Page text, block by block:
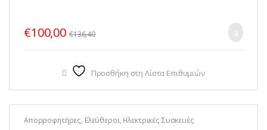
€100,00 €136,40
Προσθήκη στη Λίστα Επιθυμιών
Απορροφητήρες, Ελεύθεροι, Ηλεκτρικές Συσκευές